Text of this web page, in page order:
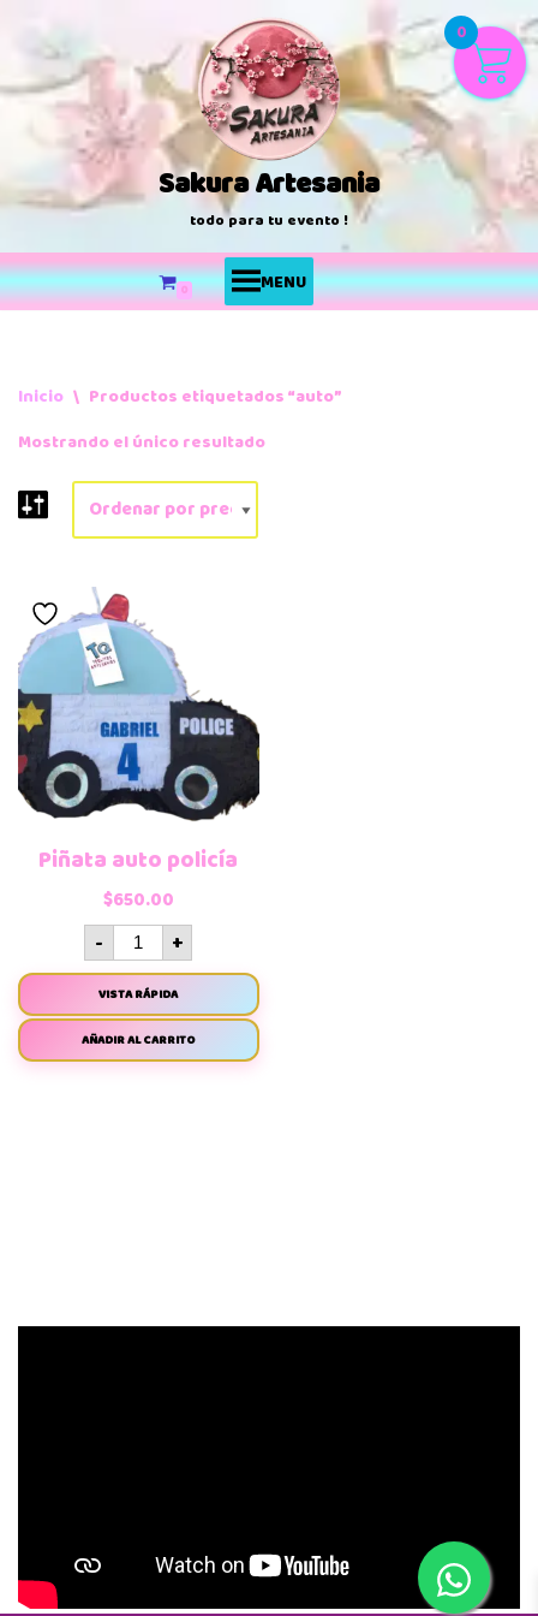
Saltar
al
contenido
Sakura Artesania
todo para tu evento !
0 MENU
Inicio \ Productos etiquetados “auto”
Mostrando el único resultado
Piñata auto policía
$650.00
- +
VISTA RÁPIDA
AÑADIR AL CARRITO
0